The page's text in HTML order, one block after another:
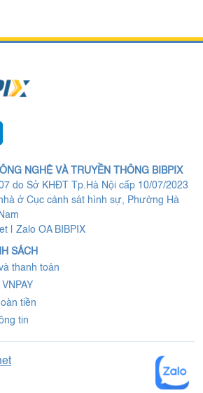
NGHỆ VÀ TRUYỀN THÔNG BIBPIX
do Sở KHĐT Tp.Hà Nội cấp 10/07/2023
ở Cục cảnh sát hình sự, Phường Hà
Zalo OA BIBPIX
SÁCH
thanh toán
tiền
tin